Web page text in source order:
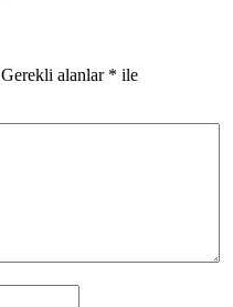
Gerekli alanlar * ile